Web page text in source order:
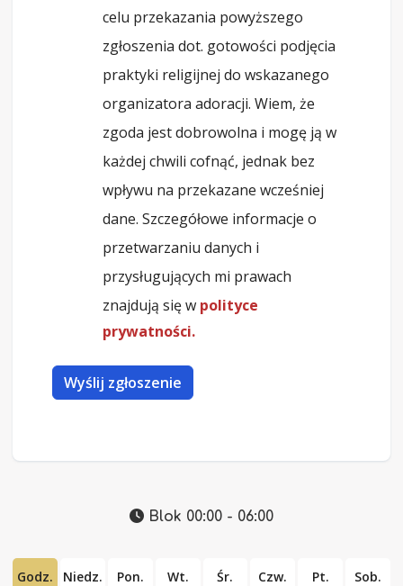
celu przekazania powyższego
zgłoszenia dot. gotowości podjęcia
praktyki religijnej do wskazanego
organizatora adoracji. Wiem, że
zgoda jest dobrowolna i mogę ją w
każdej chwili cofnąć, jednak bez
wpływu na przekazane wcześniej
dane. Szczegółowe informacje o
przetwarzaniu danych i
przysługujących mi prawach
znajdują się w polityce
prywatności.
Wyślij zgłoszenie
Blok 00:00 - 06:00
Godz. Niedz. Pon. Wt. Śr. Czw. Pt. Sob.